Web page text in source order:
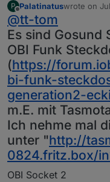
Was für eine
Welche
Wie bzw.
P
Offline
Palatinatuswrote on
last edited
@tt-tom
Es sind Gosund
OBI Funk
(https://
bi-funk-
generation2-
m.E. mit
Ich nehme mal
unter "http://
0824.fritz.box/
OBI Socket 2